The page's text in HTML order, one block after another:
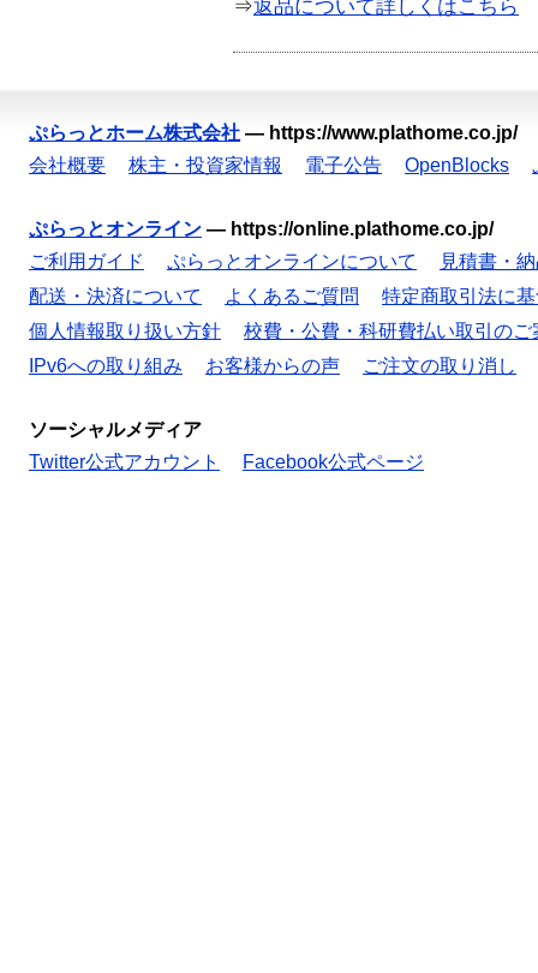
⇒返品について詳しくはこちら
ぷらっとホーム株式会社 — https://www.plathome.co.jp/
会社概要
株主・投資家情報 電子公告 OpenBlocks
ぷらっとオンライン — https://online.plathome.co.jp/
ご利用ガイド
ぷらっとオンラインについて
見積書・
配送・決済について
よくあるご質問
特定商取引法に
個人情報取り扱い方針
校費・公費・科研費払い取引のご
IPv6への取り組み
お客様からの声 ご注文の取り消し
ソーシャルメディア
Twitter公式アカウント
Facebook公式ページ